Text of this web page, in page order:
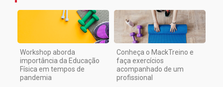
Workshop aborda
importância da Educação
Física em tempos de
pandemia
Conheça o MackTreino e
faça exercícios
acompanhado de um
profissional